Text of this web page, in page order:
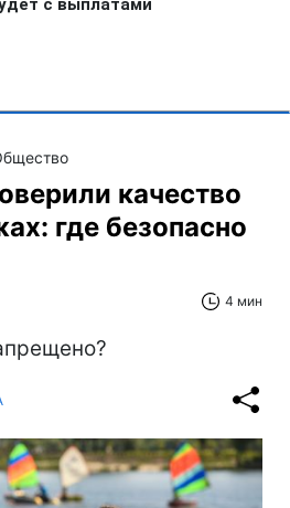
качество
где безопасно
4 мин